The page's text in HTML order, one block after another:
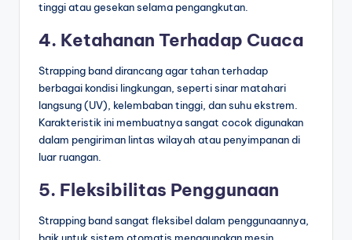
tinggi atau gesekan selama pengangkutan.
4. Ketahanan Terhadap Cuaca
Strapping band dirancang agar tahan terhadap
berbagai kondisi lingkungan, seperti sinar matahari
langsung (UV), kelembaban tinggi, dan suhu ekstrem.
Karakteristik ini membuatnya sangat cocok digunakan
dalam pengiriman lintas wilayah atau penyimpanan di
luar ruangan.
5. Fleksibilitas Penggunaan
Strapping band sangat fleksibel dalam penggunaannya,